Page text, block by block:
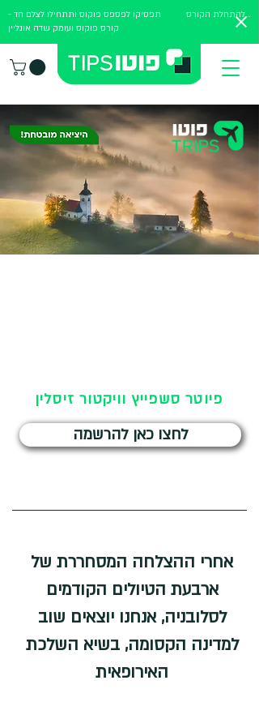
תפסיקו לפספס פוקוס ותתחילו לצלם חד -
קורס פוקוס ועומק שדה אונליין
להתחלת הקורס
פיוטר סשפייץ וויקטור זיסלין
לחצו כאן להרשמה
אחרי ההצלחה המסחררת של
ארבעת הטיולים הקודמים
לסלובניה, אנחנו יוצאים שוב
למדינה הקסומה, בשיא השלכת
האירופאית